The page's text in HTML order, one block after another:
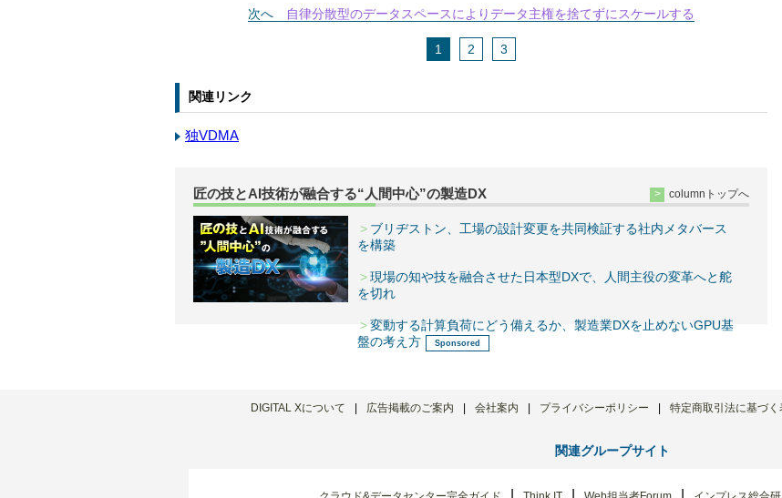
次へ 自律分散型のデータスペースによりデータ主権を捨てずにスケールする
1 2 3
関連リンク
独VDMA
匠の技とAI技術が融合する“人間中心”の製造DX
ブリヂストン、工場の設計変更を共同検証する社内メタバース
を構築
現場の知や技を融合させた日本型DXで、人間主役の変革へと舵
を切れ
変動する計算負荷にどう備えるか、製造業DXを止めないGPU基
盤の考え方
columnトップへ
DIGITAL Xについて 広告掲載のご案内 会社案内 プライバシーポリシー 特定商取引法に基づく
関連グループサイト